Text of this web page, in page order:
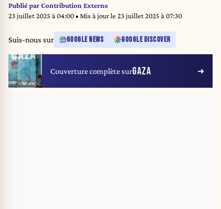
Photo by Moiz Salhi/Middle East Images/ABACAPRESS.COM
Publié parContribution Externe
23 juillet 2025 à 04:00• Mis à jour le 23 juillet 2025 à 07:30
Suis-nous sur GOOGLE NEWS GOOGLE DISCOVER
Couverture complète surGAZA